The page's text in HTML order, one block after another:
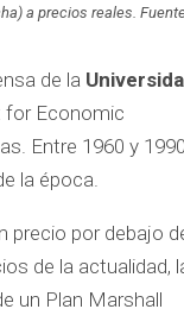
a precios reales.
de la
for Economic
Entre 1960 y
la época.
precio por debajo
de la actualidad,
un Plan Marshall